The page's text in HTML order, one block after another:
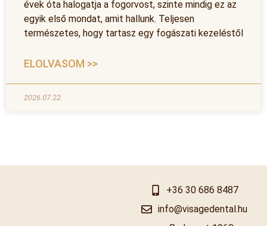
évek óta halogatja a fogorvost, szinte mindig ez az
egyik első mondat, amit hallunk. Teljesen
természetes, hogy tartasz egy fogászati kezeléstől
ELOLVASOM >>
2026.07.22.
+36 30 686 8487
info@visagedental.hu